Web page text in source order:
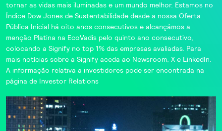
tornar as vidas mais iluminadas e um mundo melhor. Estamos no
Índice Dow Jones de Sustentabilidadedesde a nossa Oferta
Pública Inicial há oito anos consecutivos e alcançámos a
menção Platina na EcoVadispelo quinto ano consecutivo,
colocando a Signify no top 1% das empresas avaliadas. Para
mais notícias sobre a Signify aceda ao Newsroom, Xe LinkedIn.
A informação relativa a investidores pode ser encontrada na
página de Investor Relations